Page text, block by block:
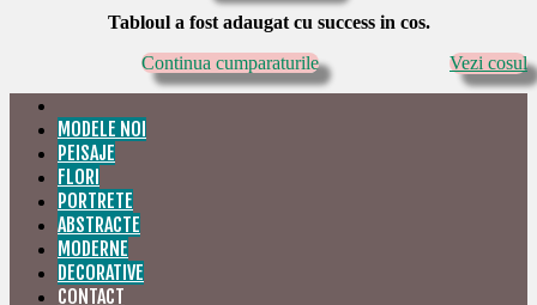
Tabloul a fost adaugat cu success in cos.
Continua cumparaturile
Vezi cosul
MODELE NOI
PEISAJE
FLORI
PORTRETE
ABSTRACTE
MODERNE
DECORATIVE
CONTACT